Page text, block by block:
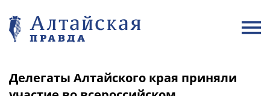
Делегаты Алтайского края приняли